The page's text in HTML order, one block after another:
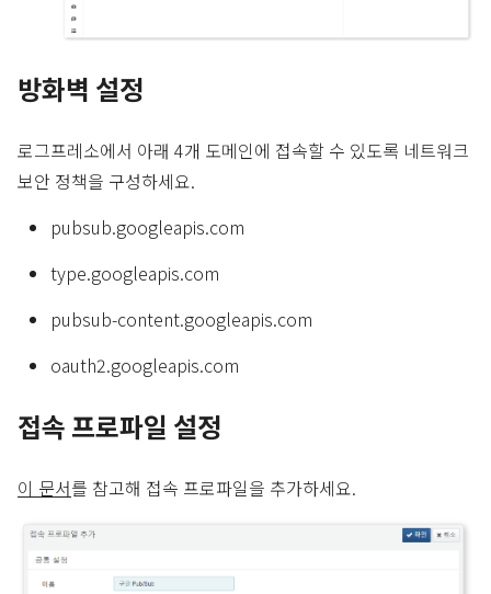
방화벽 설정
로그프레소에서 아래 4개 도메인에 접속할 수 있도록 네트워크
보안 정책을 구성하세요.
pubsub.googleapis.com
type.googleapis.com
pubsub-content.googleapis.com
oauth2.googleapis.com
접속 프로파일 설정
이 문서를 참고해 접속 프로파일을 추가하세요.